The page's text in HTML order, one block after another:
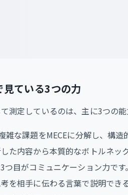
ている3つの力
測定しているのは、主に3つの能
雑な課題をMECEに分解し、構
た内容から本質的なボトルネッ
つ目がコミュニケーション力で
を相手に伝わる言葉で説明でき